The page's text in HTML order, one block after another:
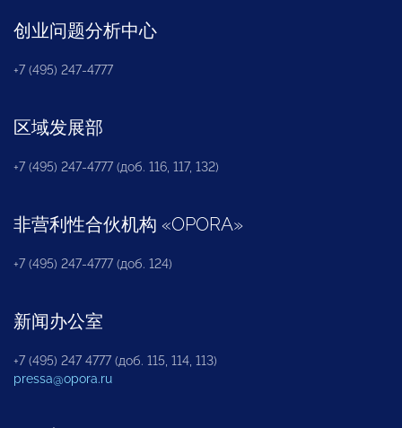
创业问题分析中心
+7 (495) 247-4777
区域发展部
+7 (495) 247-4777 (доб. 116, 117, 132)
非营利性合伙机构 «OPORA»
+7 (495) 247-4777 (доб. 124)
新闻办公室
+7 (495) 247 4777 (доб. 115, 114, 113)
pressa@opora.ru